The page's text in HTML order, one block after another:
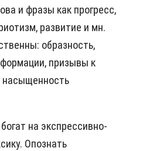
и фразы как прогресс,
развитие и мн.
образность,
призывы к
насыщенность
на экспрессивно-
Опознать